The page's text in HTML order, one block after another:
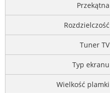
Przekątna
Rozdzielczość
Tuner TV
Typ ekranu
Wielkość plamki